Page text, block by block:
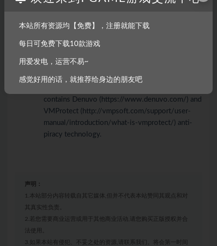
内存:8 GB RAM
280X (3GB VRAM with Shader Model 5.0 or
better)
存储空间: 需要 42 GB 可用空间
contains Denuvo (https://www.denuvo.com/) and
VMProtect (http://vmpsoft.com/support/user-
manual/introduction/what-is-vmprotect/) anti-
piracy technology.
声明：
1.本站部分内容转载自其它媒体,但并不代表本站赞同其观点和对
其真实性负责。
2.若您需要商业运营或用于其他商业活动,请您购买正版授权并合
法使用。
3.如果本站有侵犯、不妥之处的资源,请联系我们。将会第一时间
本站所有资源均【免费】，注册就能下载
每日可免费下载10款游戏
用爱发电，运营不易~
感觉好用的话，就推荐给身边的朋友吧